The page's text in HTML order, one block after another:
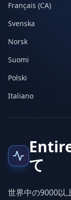
Français (CA)
Svenska
Norsk
Suomi
Polski
Italiano
て
世界中の9000以